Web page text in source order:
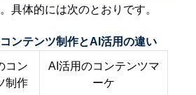
具体的には次のとおりです。
コンテンツ制作とAI活用の違い
コン
制作
AI活用のコンテンツマ
ーケ